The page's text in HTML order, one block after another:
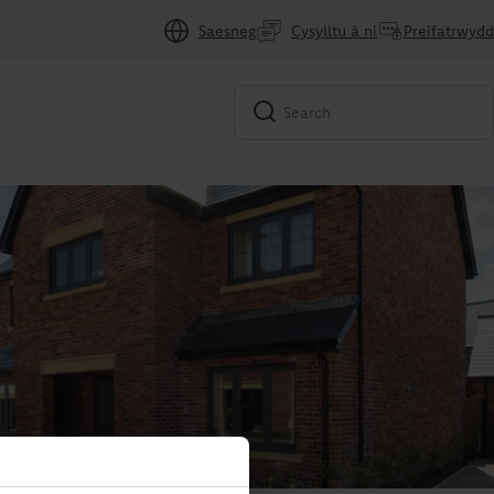
Saesneg Cysylltu â ni Preifatrwydd